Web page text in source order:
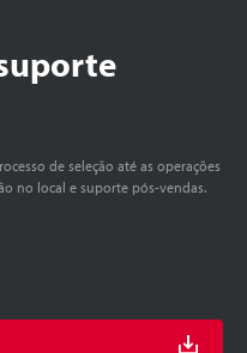
de seleção até as operações
no local e suporte pós-vendas.